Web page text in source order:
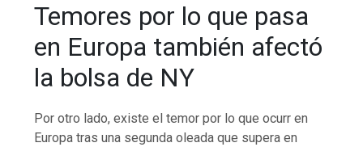
Temores por lo que pasa
en Europa también afectó
la bolsa de NY
Por otro lado, existe el temor por lo que ocurr en
Europa tras una segunda oleada que supera en